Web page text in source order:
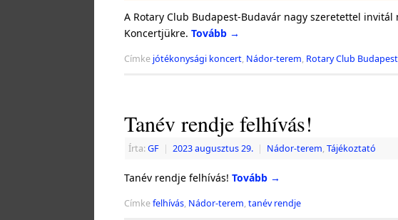
A Rotary Club Budapest-Budavár nagy szeretettel
Koncertjükre. Tovább →
Címke jótékonysági koncert, Nádor-terem, Rotary Club
Tanév rendje felhívás!
Írta:GF | 2023 augusztus 29. | Nádor-terem, Tájékoztató
Tanév rendje felhívás! Tovább →
Címkefelhívás, Nádor-terem,tanév rendje